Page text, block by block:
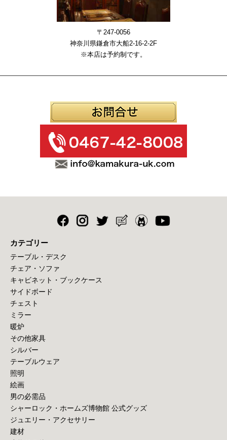
〒247-0056
神奈川県鎌倉市大船2-16-2-2F
※本店は予約制です。
カテゴリー
テーブル・デスク
チェア・ソファ
キャビネット・ブックケース
サイドボード
チェスト
ミラー
暖炉
その他家具
シルバー
テーブルウェア
照明
絵画
男の必需品
シャーロック・ホームズ博物館 公式グッズ
ジュエリー・アクセサリー
建材